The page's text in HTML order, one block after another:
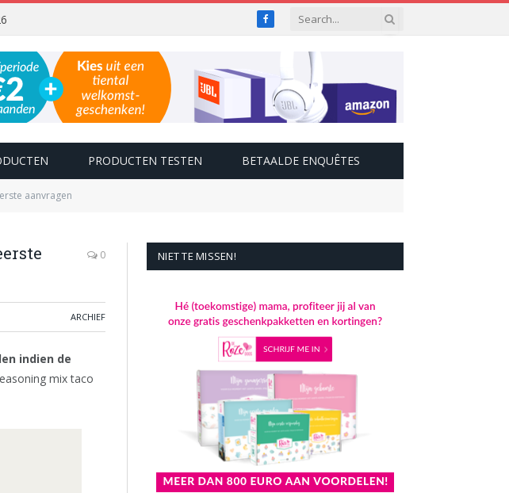
Facebook
PRODUCTEN TESTEN BETAALDE ENQUÊTES
aanvragen
0
ARCHIEF
indien de
mix taco
NIET TE MISSEN!